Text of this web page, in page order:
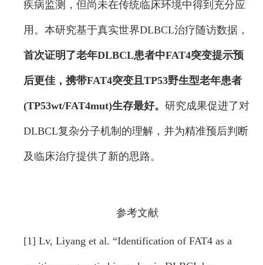
疾病监测，但尚未在传统临床环境中得到充分应
用。本研究基于真实世界DLBCL治疗随访数据，
首次证明了老年DLBCL患者中FAT4突变提示预
后更佳， 携带FAT4突变且TP53野生型老年患者
(TP53wt/FAT4mut)生存最好。 研究成果促进了对
DLBCL复杂分子机制的理解，并为精准预后判断
及临床治疗提供了新的思路。
参考文献
[1] Lv, Liyang et al. “Identification of FAT4 as a